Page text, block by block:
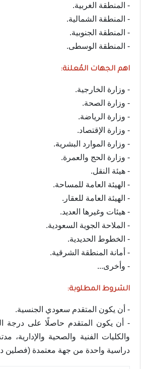
- المنطقة الغربية.
- المنطقة الشمالية.
- المنطقة الجنوبية.
- المنطقة الوسطى.
اهم الجهات المُعلنة:
- وزارة الخارجية.
- وزارة الصحة.
- وزارة الرياضة.
- وزارة الإقتصاد.
- وزارة الموارد البشرية.
- وزارة الحج والعمرة.
- هيئة النقل.
- الهيئة العامة للمساحة.
- الهيئة العامة للعقار.
- هيئات وغيرها العديد.
- الملاحة الجوية السعودية.
- الخطوط الحديدية.
- أمانة المنطقة الشرقية.
- وأخرى...
الشروط المطلوبة:
- أن يكون المتقدم سعودي الجنسية.
- أن يكون المتقدم حاصلًا على درجة
والكليات الفنية والصحية والإدارية،
دراسية واحدة من جهة معتمدة (فصلين